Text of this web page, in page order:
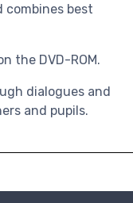
combines best
the DVD-ROM.
dialogues and
and pupils.